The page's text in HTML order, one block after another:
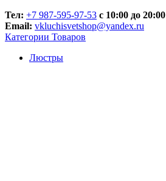
Тел: +7 987-595-97-53 с 10:00 до 20:00
Email: vkluchisvetshop@yandex.ru
Категории Товаров
Люстры